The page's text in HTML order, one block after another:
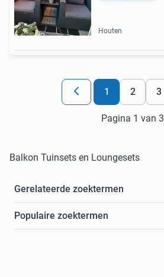
Houten
1 2 3
Pagina 1 van 3
Balkon Tuinsets en Loungesets
Gerelateerde zoektermen
Populaire zoektermen